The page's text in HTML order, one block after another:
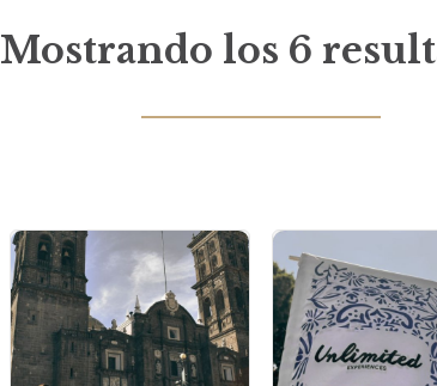
Mostrando los 6